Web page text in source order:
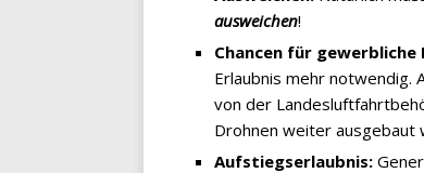
ausweichen!
Chancen für gewerbliche
Erlaubnis mehr notwendig.
von der
Drohnen weiter ausgebaut
Aufstiegserlaubnis: